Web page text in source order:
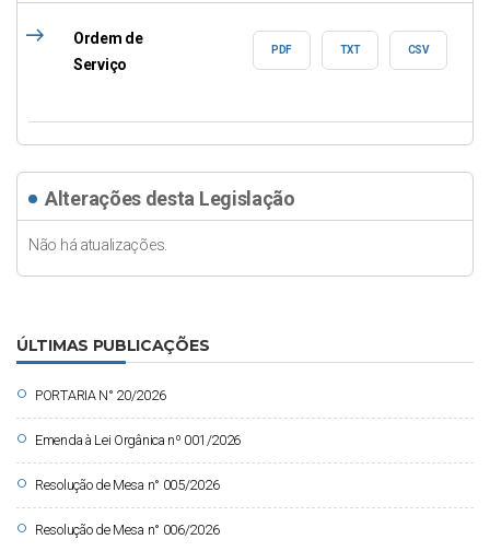
east
Ordem de
Serviço
PDF TXT CSV
Alterações desta Legislação
Não há atualizações.
ÚLTIMAS PUBLICAÇÕES
circle PORTARIA N° 20/2026
circle Emenda à Lei Orgânica nº 001/2026
circle Resolução de Mesa n° 005/2026
circle Resolução de Mesa n° 006/2026